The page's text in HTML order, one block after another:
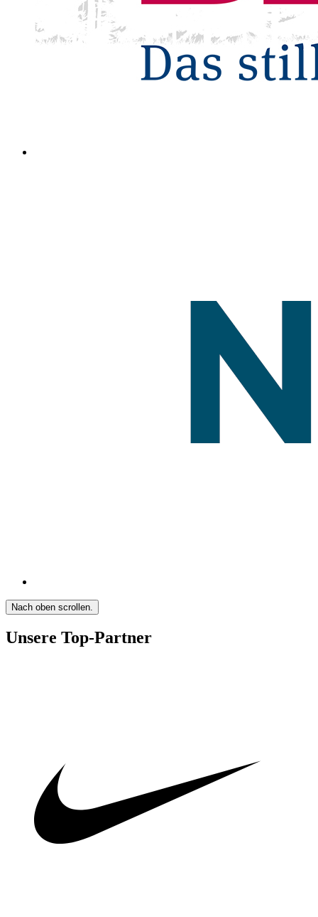
Nach oben scrollen.
Unsere Top-Partner